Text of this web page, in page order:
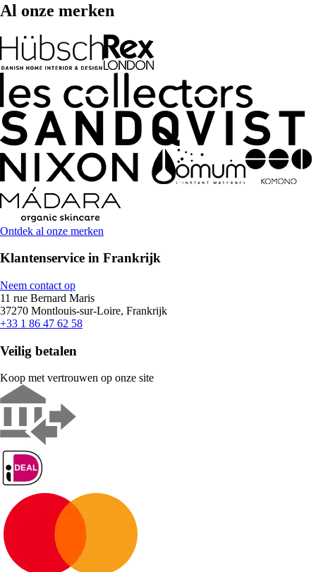
Al onze merken
Ontdek al onze merken
Klantenservice in Frankrijk
Neem contact op
11 rue Bernard Maris
37270 Montlouis-sur-Loire, Frankrijk
+33 1 86 47 62 58
Veilig betalen
Koop met vertrouwen op onze site